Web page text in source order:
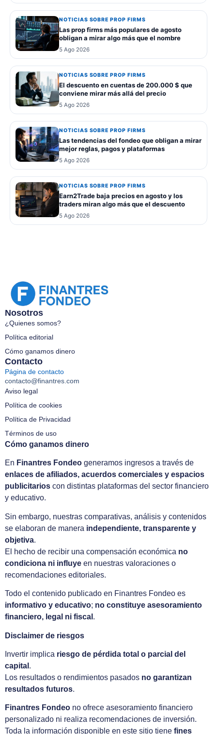
NOTICIAS SOBRE PROP FIRMS
Las prop firms más populares de agosto
obligan a mirar algo más que el nombre
5 Ago 2026
NOTICIAS SOBRE PROP FIRMS
El descuento en cuentas de 200.000 $ que
conviene mirar más allá del precio
5 Ago 2026
NOTICIAS SOBRE PROP FIRMS
Las tendencias del fondeo que obligan a mirar
mejor reglas, pagos y plataformas
5 Ago 2026
NOTICIAS SOBRE PROP FIRMS
Earn2Trade baja precios en agosto y los
traders miran algo más que el descuento
5 Ago 2026
Nosotros
¿Quienes somos?
Política editorial
Cómo ganamos dinero
Contacto
Página de contacto
contacto@finantres.com
Aviso legal
Política de cookies
Política de Privacidad
Términos de uso
Cómo ganamos dinero
En Finantres Fondeo generamos ingresos a través de
enlaces de afiliados, acuerdos comerciales y espacios
publicitarios con distintas plataformas del sector financiero
y educativo.
Sin embargo, nuestras comparativas, análisis y contenidos
se elaboran de manera independiente, transparente y
objetiva.
El hecho de recibir una compensación económica no
condiciona ni influye en nuestras valoraciones o
recomendaciones editoriales.
Todo el contenido publicado en Finantres Fondeo es
informativo y educativo; no constituye asesoramiento
financiero, legal ni fiscal .
Disclaimer de riesgos
Invertir implica riesgo de pérdida total o parcial del
capital .
Los resultados o rendimientos pasados no garantizan
resultados futuros.
Finantres Fondeo no ofrece asesoramiento financiero
personalizado ni realiza recomendaciones de inversión.
Toda la información disponible en este sitio tiene fines